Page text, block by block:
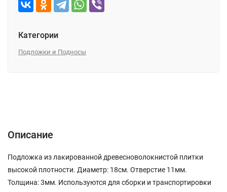
Категории
Подложки и Подносы
Описание
Подложка из лакированной древесноволокнистой плитки
высокой плотности. Диаметр: 18см. Отверстие 11мм.
Толщина: 3мм. Используются для сборки и транспортировки